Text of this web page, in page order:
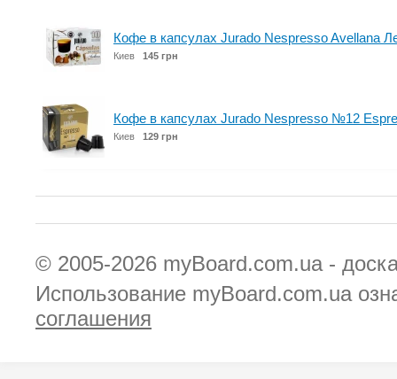
Кофе в капсулах Jurado Nespresso Avellana
Киев 145 грн
Кофе в капсулах Jurado Nespresso №12
Киев 129 грн
© 2005-2026 myBoard.com.ua -
Использование myBoard.com.ua
соглашения